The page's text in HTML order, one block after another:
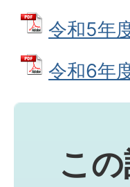
令和5年
令和6年
こ